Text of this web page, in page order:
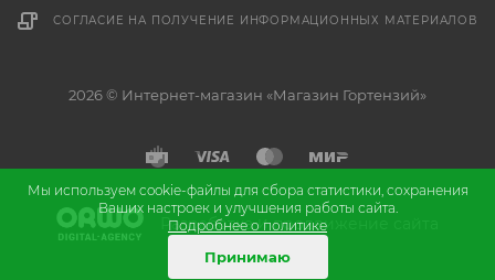
СОГЛАСИЕ НА ПОЛУЧЕНИЕ ИНФОРМАЦИОННЫХ МАТЕРИАЛОВ
2026 © Интернет-магазин «Магазин Гортензий»
Разработкаипродвижение сайта
Мы используем cookie-файлы для сбора статистики, сохранения
Ваших настроек и улучшения работы сайта.
Подробнее о политике
Принимаю